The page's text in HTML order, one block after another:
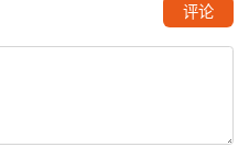
评论